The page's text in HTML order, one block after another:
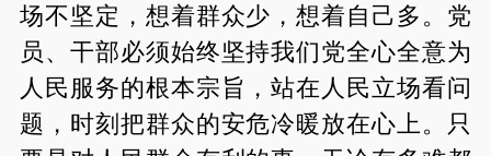
场不坚定，想着群众少，想着自己多。党
员、干部必须始终坚持我们党全心全意为
人民服务的根本宗旨，站在人民立场看问
题，时刻把群众的安危冷暖放在心上。只